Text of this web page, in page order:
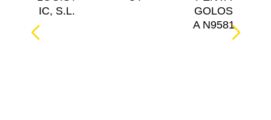
IC, S.L.
GOLOS
A N9581